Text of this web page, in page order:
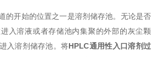
的开始的位置之一是溶剂储存池。无论是否
入溶液或者存储池内集聚的外部的灰尘颗
入溶剂储存池。将HPLC通用性入口溶剂过